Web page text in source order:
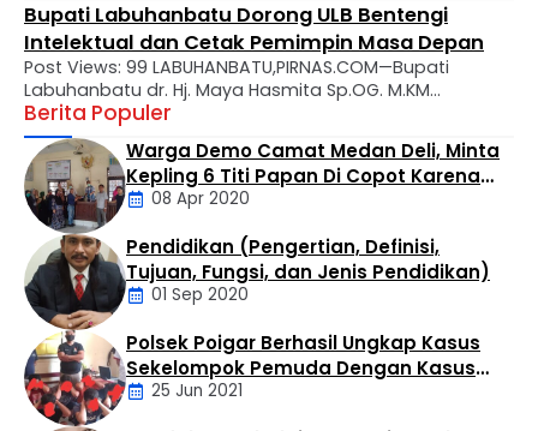
Bupati Labuhanbatu Dorong ULB Bentengi
Intelektual dan Cetak Pemimpin Masa Depan
Post Views: 99 LABUHANBATU,PIRNAS.COM—Bupati
Labuhanbatu dr. Hj. Maya Hasmita Sp.OG. M.KM
menyampaikan apresiasi mendalam atas perjalanan
panjang Universitas Labuhanbatu (ULB) yang kini genap
berusia 28 tahun. Dalam usianya yang makin matang,
ULB diharapkan tidak hanya menjadi tempat transfer
ilmu, melainkan kawah candradimuka dalam
melahirkan generasi muda yang inovatif, kritis, dan
berkarakter. Apresiasi tersebut disampaikan Bupati …
Berita Populer
Daerah
Warga Demo Camat Medan Deli, Minta
Kepling 6 Titi Papan Di Copot Karena
Tak Perduli Sama Warganya
08 Apr 2020
Artikel
Pendidikan (Pengertian, Definisi,
Tujuan, Fungsi, dan Jenis Pendidikan)
01 Sep 2020
Polsek Poigar Berhasil Ungkap Kasus
Sekelompok Pemuda Dengan Kasus
Pencabulan
25 Jun 2021